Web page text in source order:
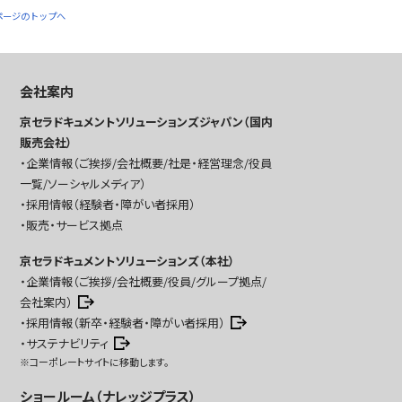
ジのトップへ
会社案内
京セラドキュメントソリューションズジャパン（国内
販売会社）
企業情報（ご挨拶/会社概要/社是・経営理念/役員
一覧/ソーシャルメディア）
採用情報（経験者・障がい者採用）
販売・サービス拠点
京セラドキュメントソリューションズ（本社）
企業情報（ご挨拶/会社概要/役員/グループ拠点/
会社案内）
採用情報（新卒・経験者・障がい者採用）
サステナビリティ
※コーポレートサイトに移動します。
ショールーム（ナレッジプラス）